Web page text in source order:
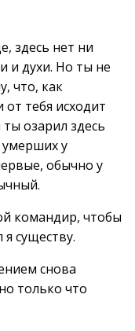
здесь нет ни
и духи. Но ты не
что, как
тебя исходит
озарил здесь
умерших у
обычно у
командир, чтобы
существу.
снова
только что